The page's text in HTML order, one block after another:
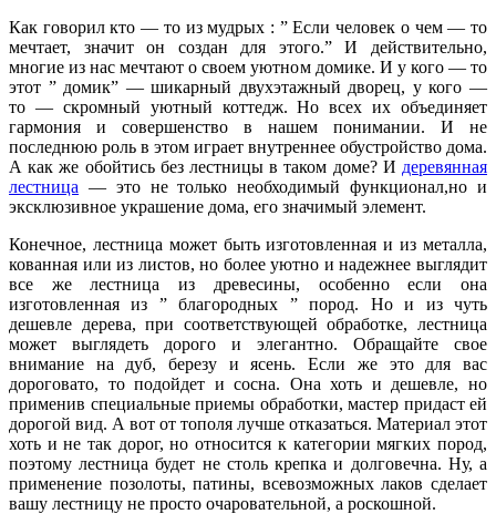
Как говорил кто — то из мудрых : ” Если человек о чем — то
мечтает, значит он создан для этого.” И действительно,
многие из нас мечтают о своем уютном домике. И у кого — то
этот ” домик” — шикарный двухэтажный дворец, у кого —
то — скромный уютный коттедж. Но всех их объединяет
гармония и совершенство в нашем понимании. И не
последнюю роль в этом играет внутреннее обустройство дома.
А как же обойтись без лестницы в таком доме? И деревянная
лестница — это не только необходимый функционал,но и
эксклюзивное украшение дома, его значимый элемент.
Конечное, лестница может быть изготовленная и из металла,
кованная или из листов, но более уютно и надежнее выглядит
все же лестница из древесины, особенно если она
изготовленная из ” благородных ” пород. Но и из чуть
дешевле дерева, при соответствующей обработке, лестница
может выглядеть дорого и элегантно. Обращайте свое
внимание на дуб, березу и ясень. Если же это для вас
дороговато, то подойдет и сосна. Она хоть и дешевле, но
применив специальные приемы обработки, мастер придаст ей
дорогой вид. А вот от тополя лучше отказаться. Материал этот
хоть и не так дорог, но относится к категории мягких пород,
поэтому лестница будет не столь крепка и долговечна. Ну, а
применение позолоты, патины, всевозможных лаков сделает
вашу лестницу не просто очаровательной, а роскошной.